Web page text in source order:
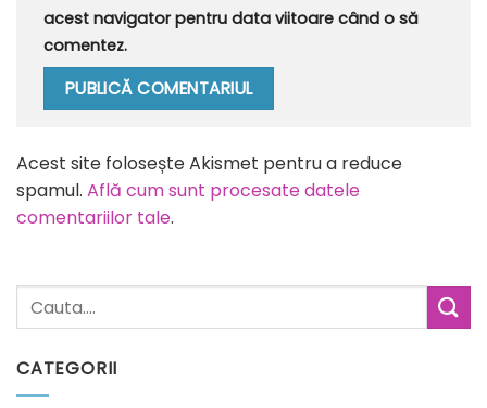
CATEGORII
acest navigator pentru data viitoare când o să
comentez.
Acest site folosește Akismet pentru a reduce
spamul. Află cum sunt procesate datele
comentariilor tale.